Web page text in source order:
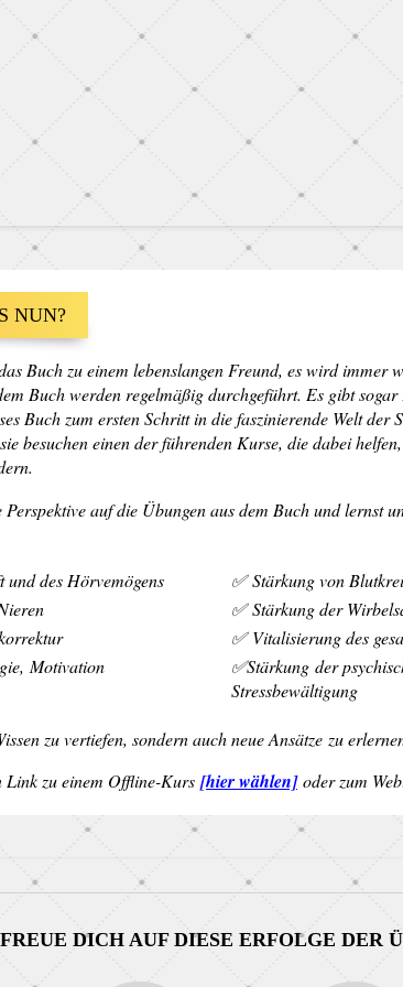
mindestens sieben mal
und
100 % von dem System
Rezension. Eselsweisheit von Norbekov
2025-02-21
des Buches
Eselsweisheit
Zum Video
NUN?
Buch zu einem lebenslangen Freund, es wird immer
Buch werden regelmäßig durchgeführt. Es gibt
Buch zum ersten Schritt in die faszinierende Welt der
besuchen einen der führenden Kurse, die dabei
auf die Übungen aus dem Buch und lernst
des Hörvemögens
✅ Stärkung von
✅ Stärkung der
✅ Vitalisierung des
Motivation
✅Stärkung der
Stressbewältigung
zu vertiefen, sondern auch neue Ansätze zu
zu einem Offline-Kurs [hier wählen] oder zum
FREUE DICH AUF DIESE ERFOLGE DER